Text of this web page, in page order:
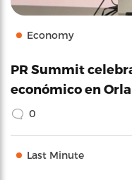
Economy
PR Summit
económico en
0
Last Minute